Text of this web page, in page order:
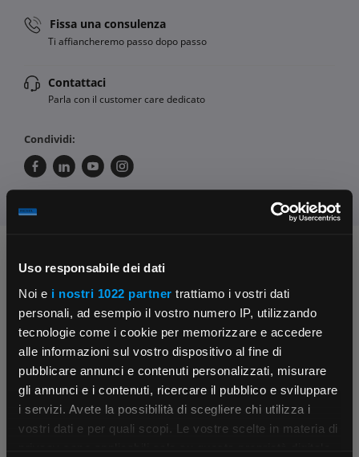
Uso responsabile dei dati
Noi e i nostri 1022 partner trattiamo i vostri dati
personali, ad esempio il vostro numero IP, utilizzando
tecnologie come i cookie per memorizzare e accedere
alle informazioni sul vostro dispositivo al fine di
pubblicare annunci e contenuti personalizzati, misurare
gli annunci e i contenuti, ricercare il pubblico e sviluppare
i servizi. Avete la possibilità di scegliere chi utilizza i
vostri dati e per quali scopi. Le vostre scelte in materia di
×
Fissa una consulenza
Ti affiancheremo passo dopo passo
Contattaci
Parla con il customer care dedicato
Condividi:
Chiedi ai nostri tecnici
Parla con il customer care dedicato
Fissa una consulenza
Ti affiancheremo passo dopo passo